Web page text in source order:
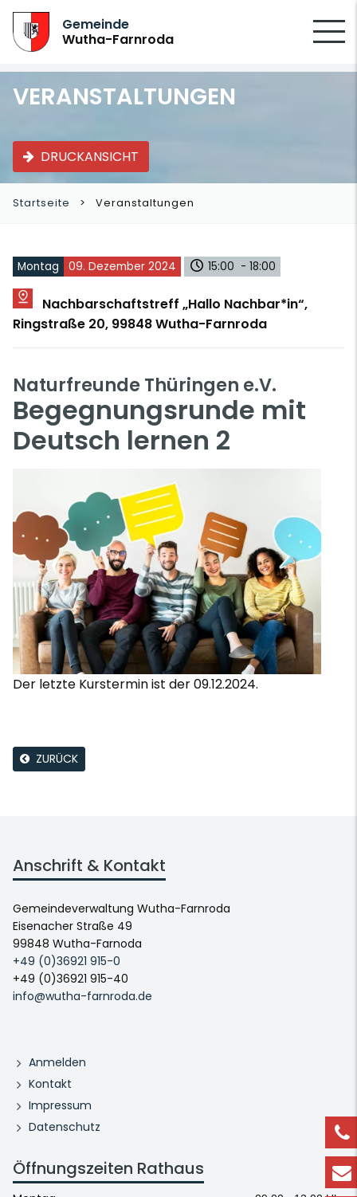
Gemeinde
Wutha-Farnroda
VERANSTALTUNGEN
DRUCKANSICHT
Startseite Veranstaltungen
Montag 09. Dezember 2024 15:00 - 18:00
Nachbarschaftstreff „Hallo Nachbar*in“,
Ringstraße 20, 99848 Wutha-Farnroda
Naturfreunde Thüringen e.V.
Begegnungsrunde mit
Deutsch lernen 2
Der letzte Kurstermin ist der 09.12.2024.
ZURÜCK
Anschrift & Kontakt
Gemeindeverwaltung Wutha-Farnroda
Eisenacher Straße 49
99848 Wutha-Farnoda
+49 (0)36921 915-0
+49 (0)36921 915-40
info@wutha-farnroda.de
Anmelden
Kontakt
Impressum
Datenschutz
Öffnungszeiten Rathaus